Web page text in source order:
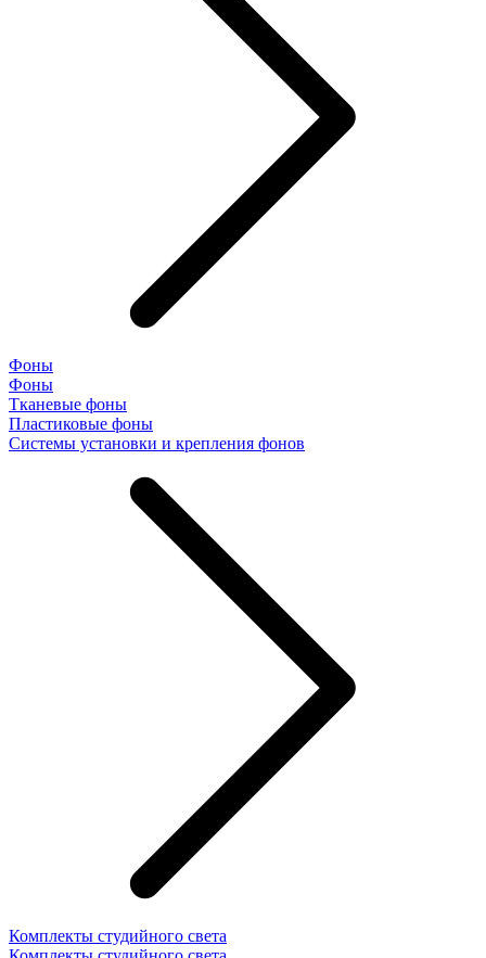
Фоны
Фоны
Тканевые фоны
Пластиковые фоны
Системы установки и крепления фонов
Комплекты студийного света